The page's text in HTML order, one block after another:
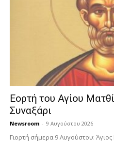
Εορτή του Αγίου
Συναξάρι
Newsroom - 9 Αυγούστου 2026
Γιορτή σήμερα 9 Αυγούστου: